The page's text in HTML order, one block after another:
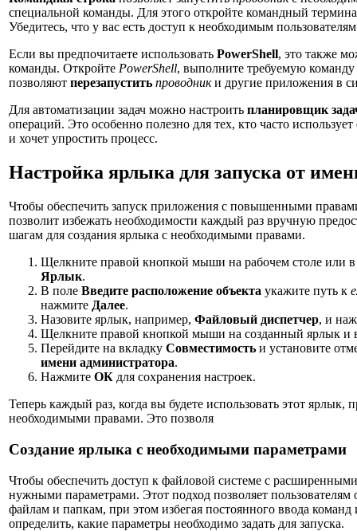
специальной команды. Для этого откройте командный
Убедитесь, что у вас есть доступ к необходимым
Если вы предпочитаете использовать PowerShell, это также
команды. Откройте PowerShell, выполните требуемую
позволяют перезапустить проводники другие приложения в
Для автоматизации задач можно настроить планировщик
операций. Это особенно полезно для тех, кто часто
и хочет упростить процесс.
Настройка ярлыка для запуска от
Чтобы обеспечить запуск приложения с повышенными
позволит избежать необходимости каждый раз вручную
шагам для создания ярлыка с необходимыми правами.
Щелкните правой кнопкой мыши на рабочем столе или
Ярлык.
В поле Введите расположение объекта укажите путь к
нажмите Далее.
Назовите ярлык, например, Файловый диспетчер, и
Щелкните правой кнопкой мыши на созданный ярлык и
Перейдите на вкладку Совместимость и установите
имени администратора.
Нажмите ОК для сохранения настроек.
Теперь каждый раз, когда вы будете использовать этот ярлык,
необходимыми правами. Это позволя
Создание ярлыка с необходимыми параметрами
Чтобы обеспечить доступ к файловой системе с
нужными параметрами. Этот подход позволяет
файлам и папкам, при этом избегая постоянного ввода
определить, какие параметры необходимо задать для запуска.